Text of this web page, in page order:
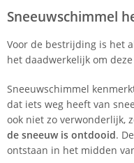
Sneeuwschimmel
Voor de bestrijding is het
het daadwerkelijk om
Sneeuwschimmel
dat iets weg heeft van
ook niet zo verwonderlijk,
de sneeuw is ontdooid.
ontstaan in het midden